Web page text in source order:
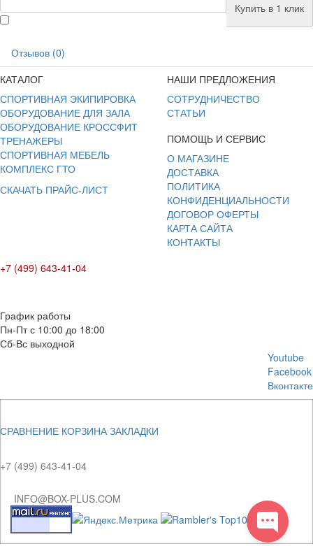
Купить в 1 клик
Отзывов (0)
КАТАЛОГ
СПОРТИВНАЯ ЭКИПИРОВКА
ОБОРУДОВАНИЕ ДЛЯ ЗАЛА
ОБОРУДОВАНИЕ КРОССФИТ
ТРЕНАЖЕРЫ
СПОРТИВНАЯ МЕБЕЛЬ
КОМПЛЕКС ГТО
СКАЧАТЬ ПРАЙС-ЛИСТ
НАШИ ПРЕДЛОЖЕНИЯ
СОТРУДНИЧЕСТВО
СТАТЬИ
ПОМОЩЬ И СЕРВИС
О МАГАЗИНЕ
ДОСТАВКА
ПОЛИТИКА
КОНФИДЕНЦИАЛЬНОСТИ
ДОГОВОР ОФЕРТЫ
КАРТА САЙТА
КОНТАКТЫ
+7 (499) 643-41-04
График работы
Пн-Пт с 10:00 до 18:00
Сб-Вс выходной
Youtube
Facebook
Вконтакте
СРАВНЕНИЕ КОРЗИНАЗАКЛАДКИ
+7 (499) 643-41-04
INFO@BOX-PLUS.COM